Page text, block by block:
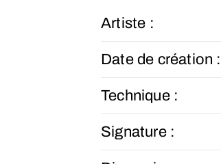
Artiste :
Date de création :
Technique :
Signature :